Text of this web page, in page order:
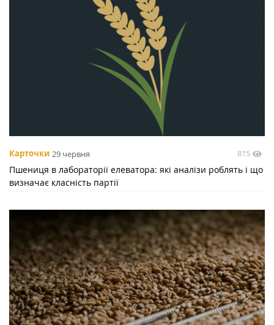
Карточки 29 червня 815
Пшениця в лабораторії елеватора: які аналізи роблять і що
визначає класність партії